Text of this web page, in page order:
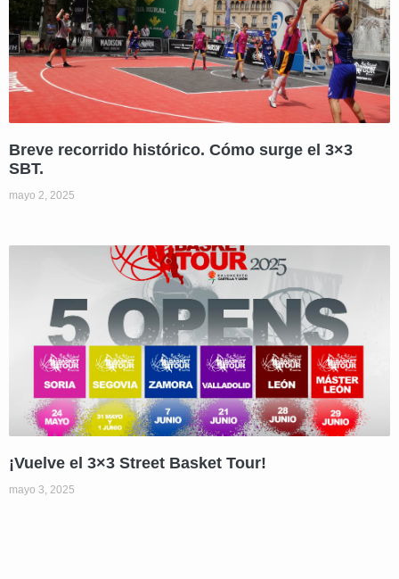
Breve recorrido histórico. Cómo surge el 3×3
SBT.
mayo 2, 2025
¡Vuelve el 3×3 Street Basket Tour!
mayo 3, 2025